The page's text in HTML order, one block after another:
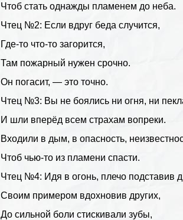
Чтоб стать однажды пламенем до неба.
Чтец №2: Если вдруг беда случится,
Где-то что-то загорится,
Там пожарный нужен срочно.
Он погасит, — это точно.
Чтец №3: Вы не боялись ни огня, ни
И шли вперёд всем страхам вопреки.
Входили в дым, в опасность,
Чтоб чью-то из пламени спасти.
Чтец №4: Идя в огонь, плечо подставив
Своим примером вдохновив других,
До сильной боли стискивали зубы,